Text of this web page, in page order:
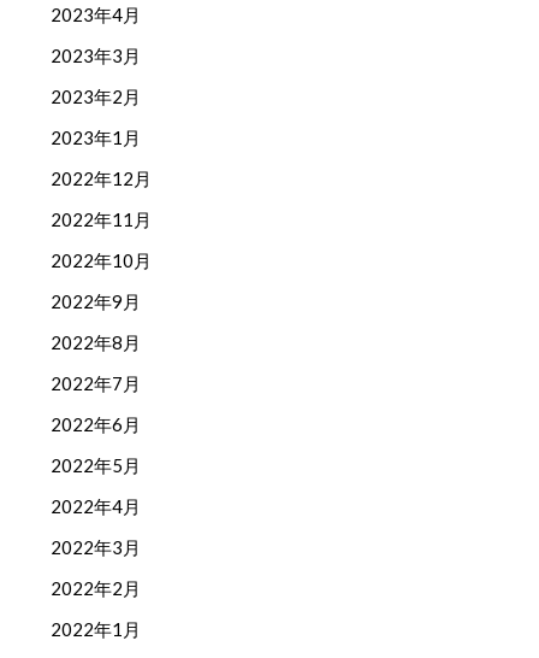
2023年4月
2023年3月
2023年2月
2023年1月
2022年12月
2022年11月
2022年10月
2022年9月
2022年8月
2022年7月
2022年6月
2022年5月
2022年4月
2022年3月
2022年2月
2022年1月